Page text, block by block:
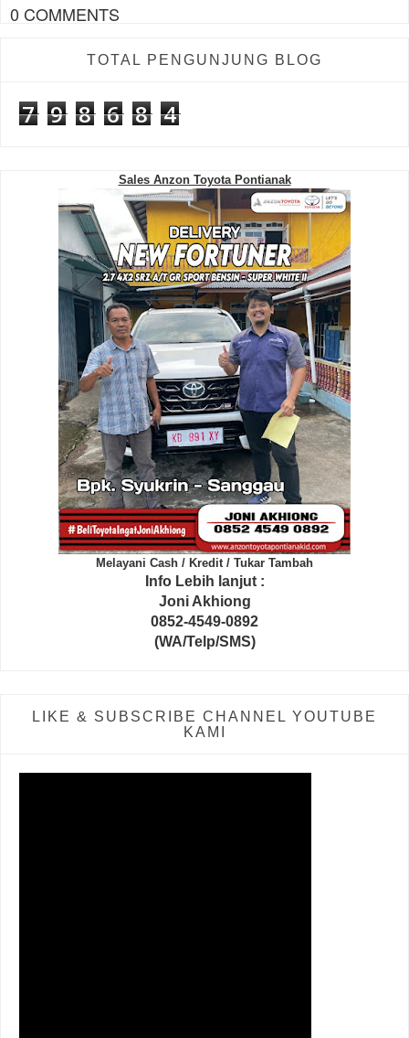
0 COMMENTS
TOTAL PENGUNJUNG BLOG
7 9 8 6 8 4
Sales Anzon Toyota Pontianak
Melayani Cash / Kredit / Tukar Tambah
Info Lebih lanjut :
Joni Akhiong
0852-4549-0892
(WA/Telp/SMS)
LIKE & SUBSCRIBE CHANNEL YOUTUBE
KAMI